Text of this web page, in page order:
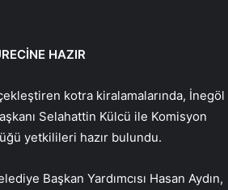
HAZIR
kotra kiralamalarında, İnegöl
Selahattin Külcü ile Komisyon
yetkilileri hazır bulundu.
Başkan Yardımcısı Hasan Aydın,